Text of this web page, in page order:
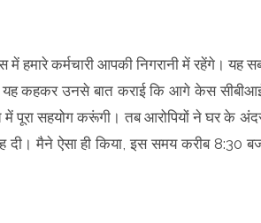
हमारे कर्मचारी आपकी निगरानी में रहेंगे। यह
यह कहकर उनसे बात कराई कि आगे केस
पूरा सहयोग करूंगी। तब आरोपियों ने घर के
दी। मैने ऐसा ही किया, इस समय करीब 8:30